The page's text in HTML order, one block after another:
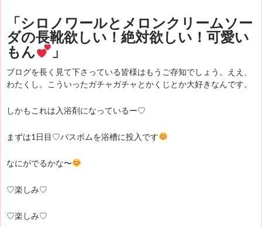
「シロノワールとメロンクリームソー
ダの長靴欲しい！絶対欲しい！可愛い
もん
」
ブログを長く見て下さっている皆様はもうご存知でしょう。ええ、
わたくし。こういったガチャガチャとかくじとか大好きなんです。
しかもこれは入浴剤になっているー♡
まずは1日目♡バスボムを浴槽に投入です
なにがでるかな〜
♡楽しみ♡
♡楽しみ♡